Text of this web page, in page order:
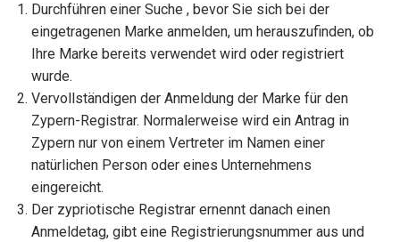
Durchführen einer Suche , bevor Sie sich bei der
eingetragenen Marke anmelden, um herauszufinden, ob
Ihre Marke bereits verwendet wird oder registriert
wurde.
Vervollständigen der Anmeldung der Marke für den
Zypern-Registrar. Normalerweise wird ein Antrag in
Zypern nur von einem Vertreter im Namen einer
natürlichen Person oder eines Unternehmens
eingereicht.
Der zypriotische Registrar ernennt danach einen
Anmeldetag, gibt eine Registrierungsnummer aus und